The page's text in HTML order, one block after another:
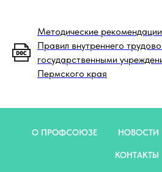
Методические
Правил внутреннего
государственными
Пермского края
О ПРОФСОЮЗЕ НОВОСТИ
КОНТАКТЫ